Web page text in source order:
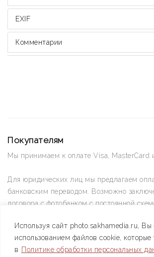
Используя сайт photo.sakhamedia.ru, Вы
использованием файлов cookie, которые
в Политике обработки персональных
EXIF
Комментарии
Покупателям
Мы принимаем к оплате Visa, MasterCard
Для юридических лиц мы предлагаем
банковским переводом. Возможно
договора с фотобанком с постоянной
Позвоните нам по телефону +7(4112) 42-
ответим на все ваши вопросы